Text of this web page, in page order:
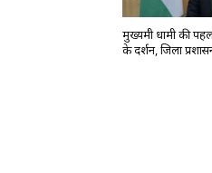
मुख्यमंत्री धामी की
के दर्शन, जिला